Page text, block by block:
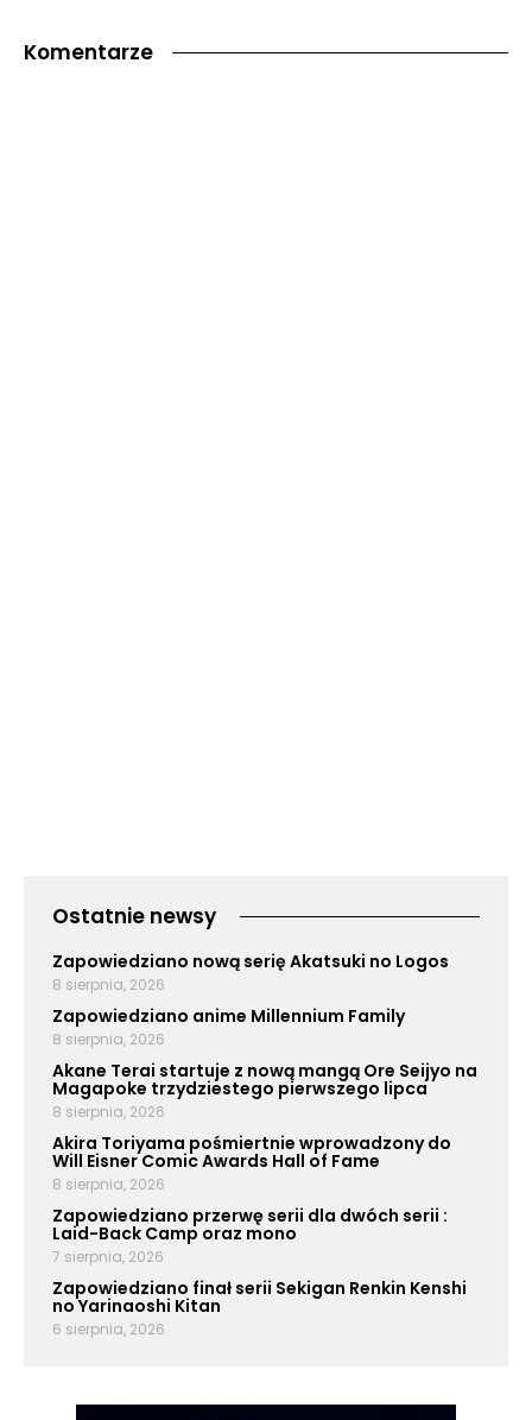
Komentarze
Ostatnie newsy
Zapowiedziano nową serię Akatsuki no Logos
8 sierpnia, 2026
Zapowiedziano anime Millennium Family
8 sierpnia, 2026
Akane Terai startuje z nową mangą Ore Seijyo na
Magapoke trzydziestego pierwszego lipca
8 sierpnia, 2026
Akira Toriyama pośmiertnie wprowadzony do
Will Eisner Comic Awards Hall of Fame
8 sierpnia, 2026
Zapowiedziano przerwę serii dla dwóch serii :
Laid-Back Camp oraz mono
7 sierpnia, 2026
Zapowiedziano finał serii Sekigan Renkin Kenshi
no Yarinaoshi Kitan
6 sierpnia, 2026